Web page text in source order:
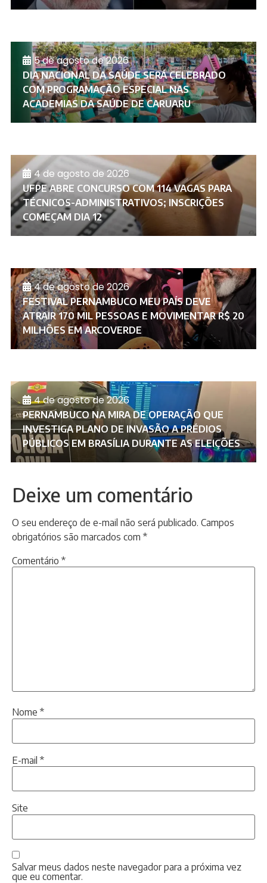
5 de agosto de 2026
DIA NACIONAL DA SAÚDE SERÁ CELEBRADO
COM PROGRAMAÇÃO ESPECIAL NAS
ACADEMIAS DA SAÚDE DE CARUARU
4 de agosto de 2026
UFPE ABRE CONCURSO COM 114 VAGAS PARA
TÉCNICOS-ADMINISTRATIVOS; INSCRIÇÕES
COMEÇAM DIA 12
4 de agosto de 2026
FESTIVAL PERNAMBUCO MEU PAÍS DEVE
ATRAIR 170 MIL PESSOAS E MOVIMENTAR R$ 20
MILHÕES EM ARCOVERDE
4 de agosto de 2026
PERNAMBUCO NA MIRA DE OPERAÇÃO QUE
INVESTIGA PLANO DE INVASÃO A PRÉDIOS
PÚBLICOS EM BRASÍLIA DURANTE AS ELEIÇÕES
Deixe um comentário
O seu endereço de e-mail não será publicado. Campos
obrigatórios são marcados com *
Comentário *
Nome *
E-mail *
Site
Salvar meus dados neste navegador para a próxima vez
que eu comentar.